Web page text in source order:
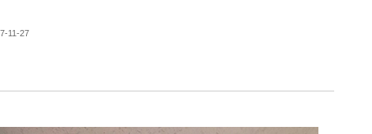
11-27